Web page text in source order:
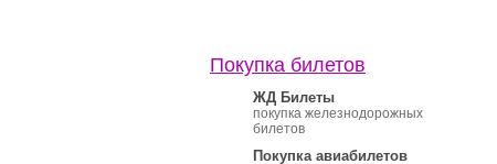
Покупка билетов
ЖД Билеты
покупка железнодорожных
билетов
Покупка авиабилетов